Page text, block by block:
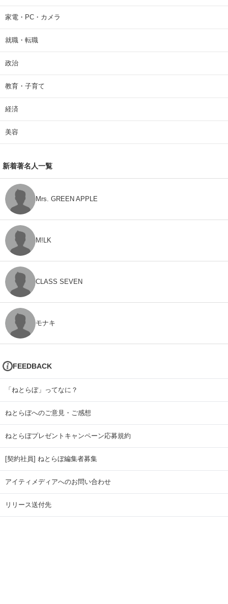
家電・PC・カメラ
就職・転職
政治
教育・子育て
経済
美容
新着著名人一覧
Mrs. GREEN APPLE
M!LK
CLASS SEVEN
モナキ
FEEDBACK
「ねとらぼ」ってなに？
ねとらぼへのご意見・ご感想
ねとらぼプレゼントキャンペーン応募規約
[契約社員] ねとらぼ編集者募集
アイティメディアへのお問い合わせ
リリース送付先